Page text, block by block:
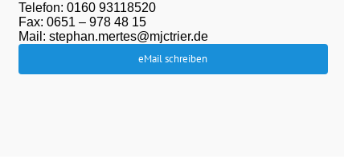
Telefon: 0160 93118520
Fax: 0651 – 978 48 15
Mail: stephan.mertes@mjctrier.de
eMail schreiben